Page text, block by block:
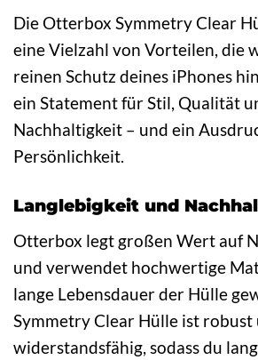
Die Otterbox Symmetry Clear
eine Vielzahl von Vorteilen, die
reinen Schutz deines iPhones
ein Statement für Stil, Qualität
Nachhaltigkeit – und ein
Persönlichkeit.
Langlebigkeit und
Otterbox legt großen Wert auf
und verwendet hochwertige
lange Lebensdauer der Hülle
Symmetry Clear Hülle ist robust
widerstandsfähig, sodass du